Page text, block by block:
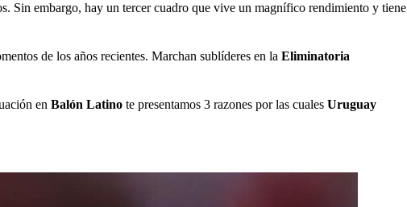
Sin embargo, hay un tercer cuadro que vive un magnífico rendimiento y tiene
de los años recientes. Marchan sublíderes en la Eliminatoria
en Balón Latino te presentamos 3 razones por las cuales Uruguay